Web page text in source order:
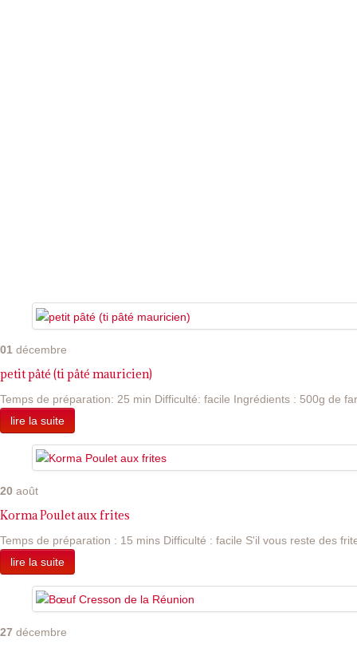
01 décembre
petit pâté (ti pâté mauricien)
Temps de préparation: 25 min Difficulté: facile Ingrédients : 500g de
lire la suite
20 août
Korma Poulet aux frites
Temps de préparation : 15 mins Difficulté : facile S'il vous reste des
lire la suite
27 décembre